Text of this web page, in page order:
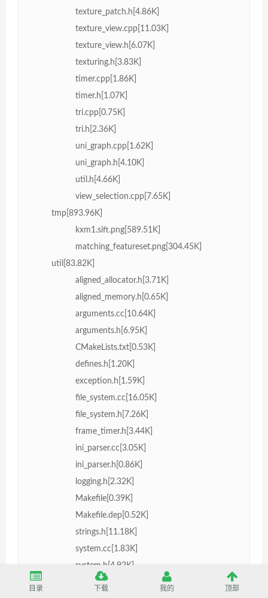
texture_patch.h[4.86K]
texture_view.cpp[11.03K]
texture_view.h[6.07K]
texturing.h[3.83K]
timer.cpp[1.86K]
timer.h[1.07K]
tri.cpp[0.75K]
tri.h[2.36K]
uni_graph.cpp[1.62K]
uni_graph.h[4.10K]
util.h[4.66K]
view_selection.cpp[7.65K]
tmp[893.96K]
kxm1.sift.png[589.51K]
matching_featureset.png[304.45K]
util[83.82K]
aligned_allocator.h[3.71K]
aligned_memory.h[0.65K]
arguments.cc[10.64K]
arguments.h[6.95K]
CMakeLists.txt[0.53K]
defines.h[1.20K]
exception.h[1.59K]
file_system.cc[16.05K]
file_system.h[7.26K]
frame_timer.h[3.44K]
ini_parser.cc[3.05K]
ini_parser.h[0.86K]
logging.h[2.32K]
Makefile[0.39K]
Makefile.dep[0.52K]
strings.h[11.18K]
system.cc[1.83K]
system.h[4.92K]
timer.h[3.34K]
目录 下载 我的 顶部